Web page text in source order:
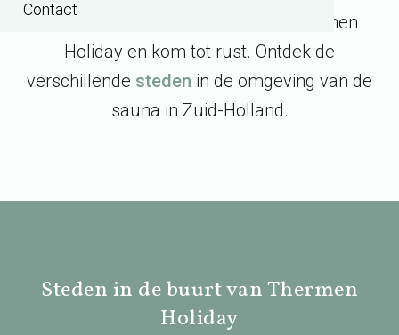
Contact
relaxed dagje wellness. Beleef Thermen
Holiday en kom tot rust. Ontdek de
verschillende steden in de omgeving van de
sauna in Zuid-Holland.
Steden in de buurt van Thermen
Holiday